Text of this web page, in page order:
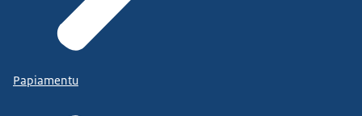
Papiamentu